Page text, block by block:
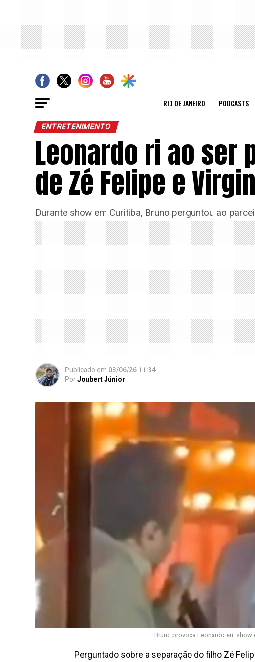
RIO DE JANEIRO PODCASTS
ENTRETENIMENTO
Leonardo ri ao ser
de Zé Felipe e
Durante show em Curitiba, Bruno perguntou ao
Publicado em 03/06/26 11:34
PorJoubert Júnior
Bruno provoca Leonardo em show
Perguntado sobre a separação do filho Zé